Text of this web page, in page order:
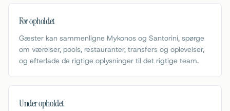
Før opholdet
Gæster kan sammenligne Mykonos og Santorini, spørge
om værelser, pools, restauranter, transfers og oplevelser,
og efterlade de rigtige oplysninger til det rigtige team.
Under opholdet